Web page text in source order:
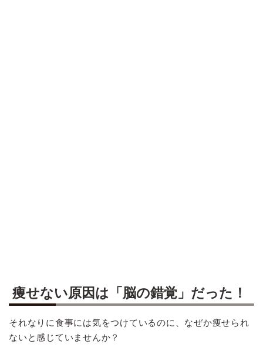
痩せない原因は「脳の錯覚」だった！
それなりに食事には気をつけているのに、なぜか痩せられ
ないと感じていませんか？